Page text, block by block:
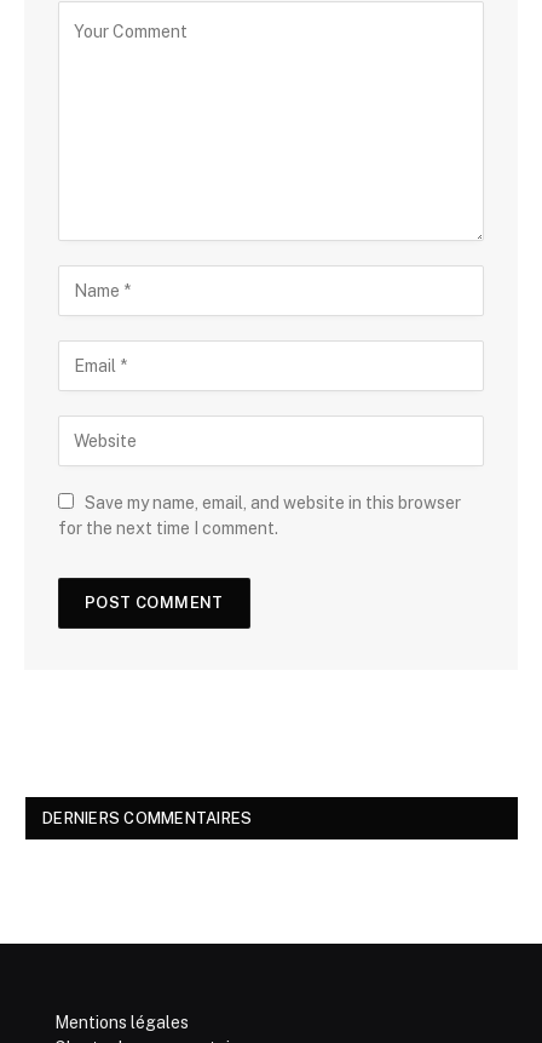
Save my name, email, and website in this browser
for the next time I comment.
DERNIERS COMMENTAIRES
Mentions légales